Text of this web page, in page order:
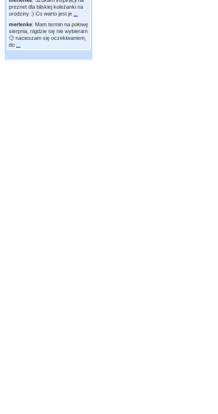
preznet dla bliskiej koleżanki na
urodziny :) Co warto jest je
merlenke: Mam termin na połowę
sierpnia, nigdzie się nie wybieram
🙂 nacieszam się oczekiwaniem,
do